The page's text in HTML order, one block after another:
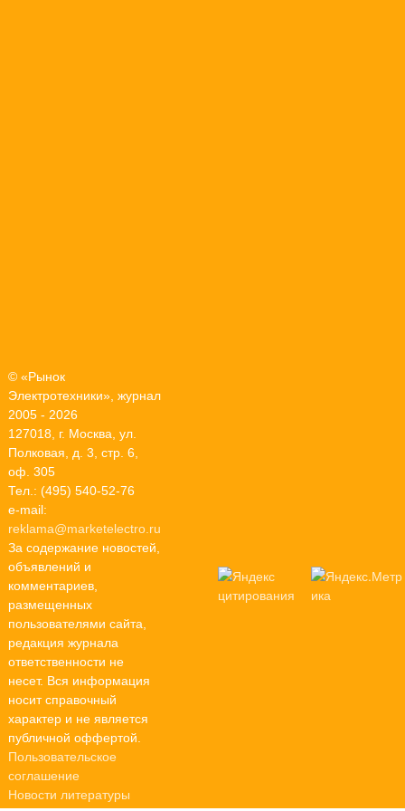
© «Рынок
Электротехники», журнал
2005 - 2026
127018, г. Москва, ул.
Полковая, д. 3, стр. 6,
оф. 305
Тел.: (495) 540-52-76
e-mail:
reklama@marketelectro.ru
За содержание новостей,
объявлений и
комментариев,
размещенных
пользователями сайта,
редакция журнала
ответственности не
несет. Вся информация
носит справочный
характер и не является
публичной оффертой.
Пользовательское
соглашение
Новости литературы